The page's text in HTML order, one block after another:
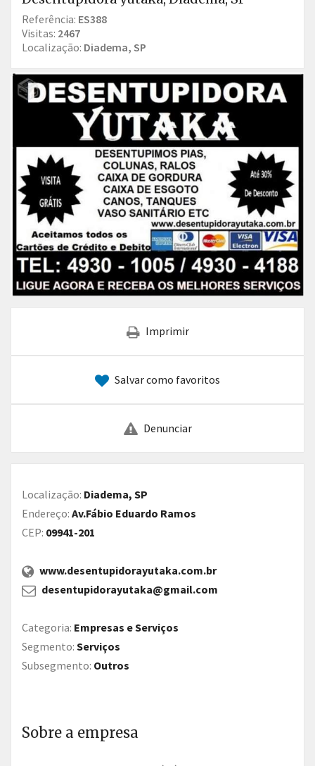
Referência: ES388
Visitas: 2467
Localização: Diadema, SP
Imprimir
Salvar como favoritos
Denunciar
Localização: Diadema, SP
Endereço: Av.Fábio Eduardo Ramos
CEP: 09941-201
www.desentupidorayutaka.com.br
desentupidorayutaka@gmail.com
Categoria: Empresas e Serviços
Segmento: Serviços
Subsegmento: Outros
Sobre a empresa